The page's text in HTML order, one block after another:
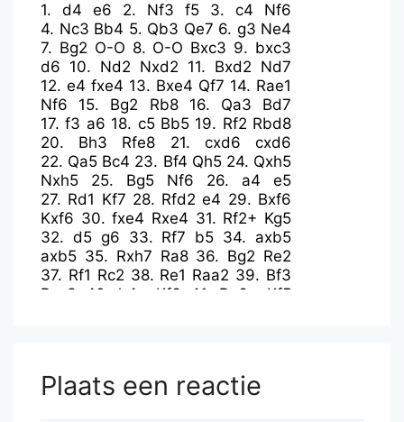
1. d4 e6 2. Nf3 f5 3. c4
Nf6
4. Nc3 Bb4 5. Qb3 Qe7 6. g3 Ne4
7. Bg2 O-O 8. O-O Bxc3 9. bxc3
d6 10. Nd2 Nxd2 11. Bxd2 Nd7
12. e4 fxe4 13. Bxe4 Qf7 14. Rae1
Nf6
15. Bg2 Rb8 16. Qa3
Bd7
17.f3 a6 18. c5 Bb5 19. Rf2 Rbd8
20. Bh3 Rfe8 21. cxd6
cxd6
22. Qa5 Bc4 23. Bf4 Qh5 24. Qxh5
Nxh5
25. Bg5 Nf6 26. a4
e5
27. Rd1 Kf7 28. Rfd2 e4 29. Bxf6
Kxf6 30.fxe4 Rxe4 31. Rf2+ Kg5
32. d5 g6 33. Rf7 b5 34. axb5
axb5 35. Rxh7 Ra8 36. Bg2 Re2
37. Rf1 Rc2 38. Re1 Raa2 39. Bf3
Rxc3
40. h4+ Kf6 41. Re6+
Kf5
Plaats een reactie